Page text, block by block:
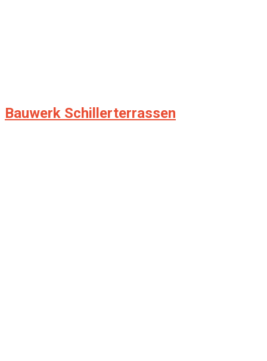
Bauwerk Schillerterrassen